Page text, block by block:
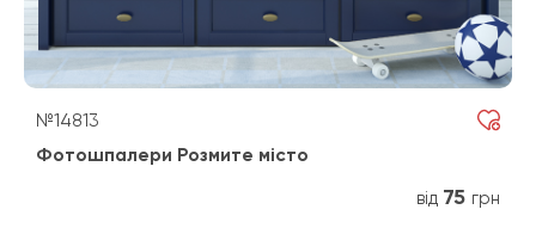
№14813
Фотошпалери Розмите місто
від 75 грн